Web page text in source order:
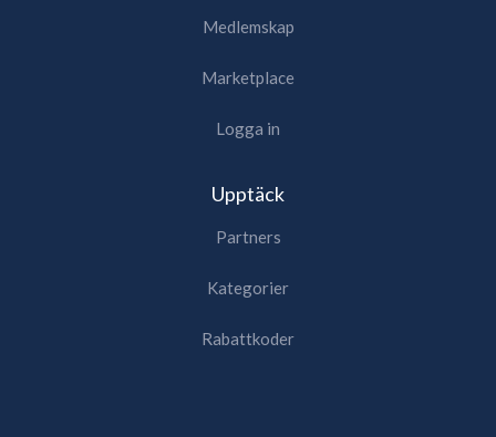
Medlemskap
Marketplace
Logga in
Upptäck
Partners
Kategorier
Rabattkoder